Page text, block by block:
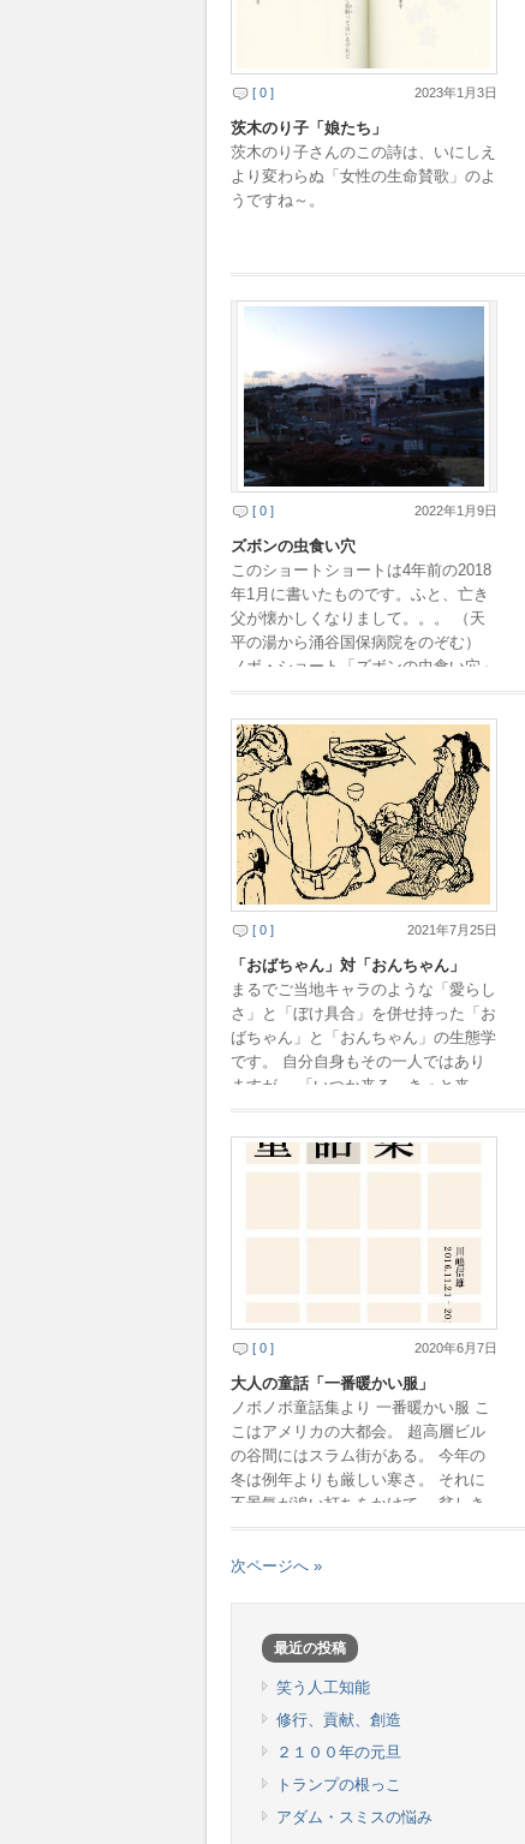
[ 0 ] 2023年1月3日
茨木のり子「娘たち」
茨木のり子さんのこの詩は、いにしえ
より変わらぬ「女性の生命賛歌」のよ
うですね～。
[ 0 ] 2022年1月9日
ズボンの虫食い穴
このショートショートは4年前の2018
年1月に書いたものです。ふと、亡き
父が懐かしくなりまして。。。 （天
平の湯から涌谷国保病院をのぞむ）
ノボ・ショート「ズボンの虫食い穴」
ズボンの虫食い穴 晴天の元旦もまも
なく暮れよ […]
[ 0 ] 2021年7月25日
「おばちゃん」対「おんちゃん」
まるでご当地キャラのような「愛らし
さ」と「ぼけ具合」を併せ持った「お
ばちゃん」と「おんちゃん」の生態学
です。 自分自身もその一人ではあり
ますが。 「いつか来る、きっと来
る」 そう、「おばちゃん」「おんち
ゃん」化は、だれも […]
[ 0 ] 2020年6月7日
大人の童話「一番暖かい服」
ノボノボ童話集より 一番暖かい服 こ
こはアメリカの大都会。 超高層ビル
の谷間にはスラム街がある。 今年の
冬は例年よりも厳しい寒さ。 それに
不景気が追い打ちをかけて、 貧しき
人々は涙さえ凍るようだった。
次ページへ »
最近の投稿
笑う人工知能
修行、貢献、創造
２１００年の元旦
トランプの根っこ
アダム・スミスの悩み